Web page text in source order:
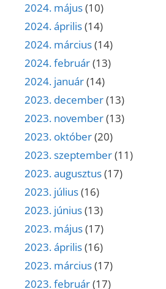
2024. május(10)
2024. április(14)
2024. március(14)
2024. február(13)
2024. január(14)
2023. december(13)
2023. november(13)
2023. október(20)
2023. szeptember(11)
2023. augusztus(17)
2023. július(16)
2023. június(13)
2023. május(17)
2023. április(16)
2023. március(17)
2023. február(17)